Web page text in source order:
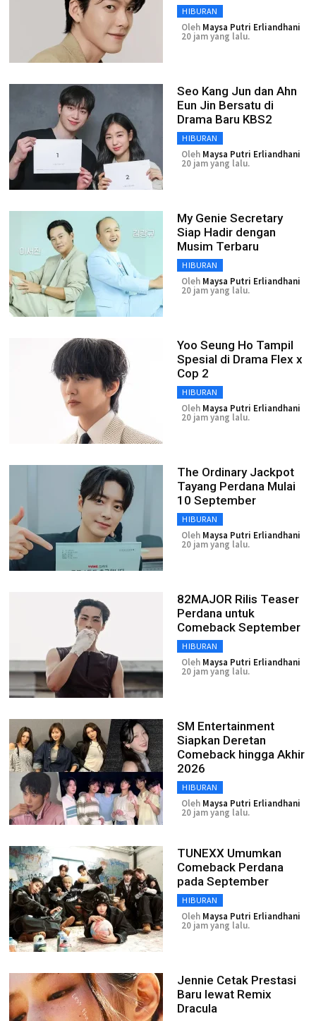
HIBURAN
Oleh Maysa Putri Erliandhani
20 jam yang lalu.
Seo Kang Jun dan Ahn
Eun Jin Bersatu di
Drama Baru KBS2
HIBURAN
Oleh Maysa Putri Erliandhani
20 jam yang lalu.
My Genie Secretary
Siap Hadir dengan
Musim Terbaru
HIBURAN
Oleh Maysa Putri Erliandhani
20 jam yang lalu.
Yoo Seung Ho Tampil
Spesial di Drama Flex x
Cop 2
HIBURAN
Oleh Maysa Putri Erliandhani
20 jam yang lalu.
The Ordinary Jackpot
Tayang Perdana Mulai
10 September
HIBURAN
Oleh Maysa Putri Erliandhani
20 jam yang lalu.
82MAJOR Rilis Teaser
Perdana untuk
Comeback September
HIBURAN
Oleh Maysa Putri Erliandhani
20 jam yang lalu.
SM Entertainment
Siapkan Deretan
Comeback hingga Akhir
2026
HIBURAN
Oleh Maysa Putri Erliandhani
20 jam yang lalu.
TUNEXX Umumkan
Comeback Perdana
pada September
HIBURAN
Oleh Maysa Putri Erliandhani
20 jam yang lalu.
Jennie Cetak Prestasi
Baru lewat Remix
Dracula